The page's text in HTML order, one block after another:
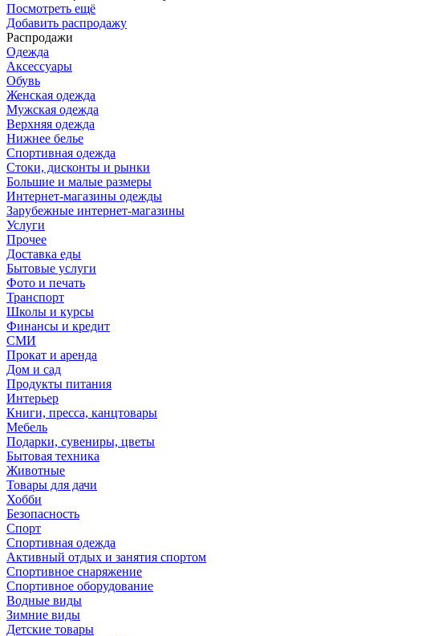
Посмотреть ещё
Добавить распродажу
Распродажи
Одежда
Аксессуары
Обувь
Женская одежда
Мужская одежда
Верхняя одежда
Нижнее белье
Спортивная одежда
Стоки, дисконты и рынки
Большие и малые размеры
Интернет-магазины одежды
Зарубежные интернет-магазины
Услуги
Прочее
Доставка еды
Бытовые услуги
Фото и печать
Транспорт
Школы и курсы
Финансы и кредит
СМИ
Прокат и аренда
Дом и сад
Продукты питания
Интерьер
Книги, пресса, канцтовары
Мебель
Подарки, сувениры, цветы
Бытовая техника
Животные
Товары для дачи
Хобби
Безопасность
Спорт
Спортивная одежда
Активный отдых и занятия спортом
Спортивное снаряжение
Спортивное оборудование
Водные виды
Зимние виды
Детские товары